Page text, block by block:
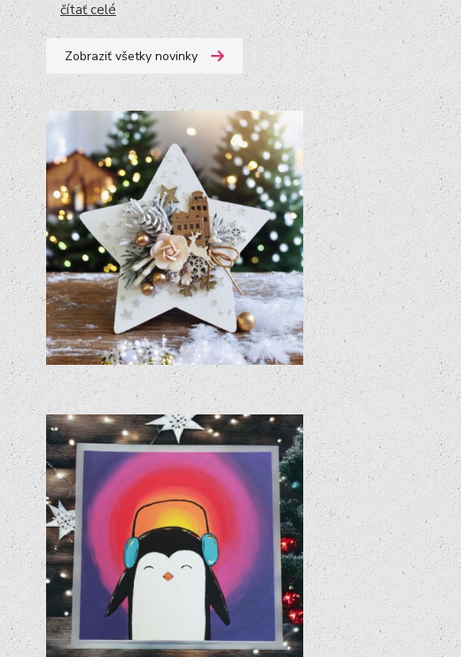
čítať celé
Zobraziť všetky novinky